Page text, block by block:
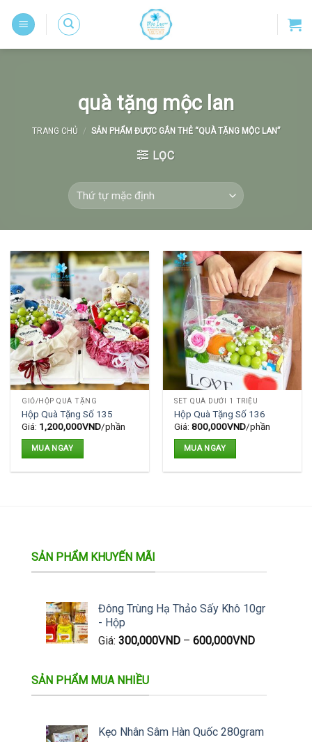
quà tặng mộc lan
TRANG CHỦ / SẢN PHẨM ĐƯỢC GẮN THẺ “QUÀ TẶNG MỘC LAN”
LỌC
GIỎ/HỘP QUÀ TẶNG
Hộp Quà Tặng Số 135
Giá: 1,200,000VND/phần
MUA NGAY
SET QUÀ DƯỚI 1 TRIỆU
Hộp Quà Tặng Số 136
Giá: 800,000VND/phần
MUA NGAY
SẢN PHẨM KHUYẾN MÃI
Đông Trùng Hạ Thảo Sấy Khô 10gr
- Hộp
Giá: 300,000VND– 600,000VND
SẢN PHẨM MUA NHIỀU
Kẹo Nhân Sâm Hàn Quốc 280gram